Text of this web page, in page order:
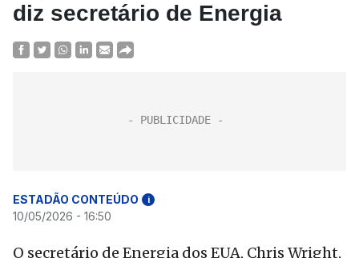
diz secretário de Energia
ESTADÃO CONTEÚDO i
10/05/2026 - 16:50
O secretário de Energia dos EUA, Chris Wright,